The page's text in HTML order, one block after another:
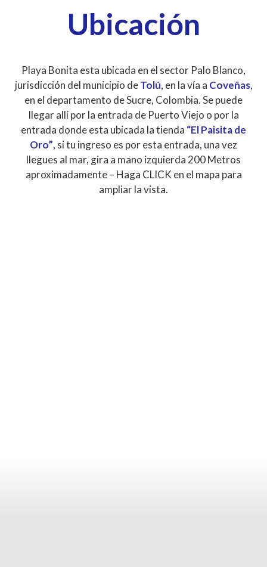
Ubicación
Playa Bonita esta ubicada en el sector Palo Blanco,
jurisdicción del municipio deTolú, en la vía a Coveñas,
en el departamento de Sucre, Colombia. Se puede
llegar allí por la entrada de Puerto Viejo o por la
entrada donde esta ubicada la tienda “El Paisita de
Oro”, si tu ingreso es por esta entrada, una vez
llegues al mar, gira a mano izquierda 200 Metros
aproximadamente – Haga CLICK en el mapa para
ampliar la vista.